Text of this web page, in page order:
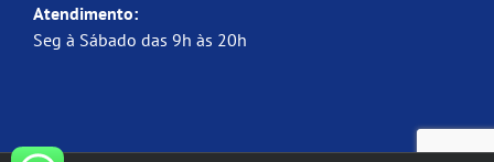
Atendimento:
Seg à Sábado das 9h às 20h